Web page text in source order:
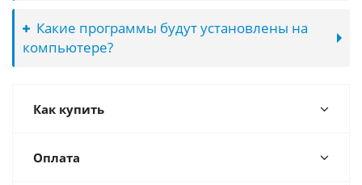
Какие программы будут установлены на
компьютере?
Как купить
Оплата